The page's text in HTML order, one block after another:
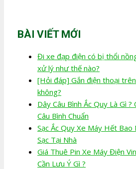
BÀI VIẾT MỚI
Đi xe đạp điện có bị thổi
xử lý như thế nào?
[Hỏi đáp] Gắn điện thoại
không?
Dây Câu Bình Ắc Quy Là Gì
Câu Bình Chuẩn
Sạc Ắc Quy Xe Máy Hết Bao
Sạc Tại Nhà
Giá Thuê Pin Xe Máy Điện
Cần Lưu Ý Gì ?